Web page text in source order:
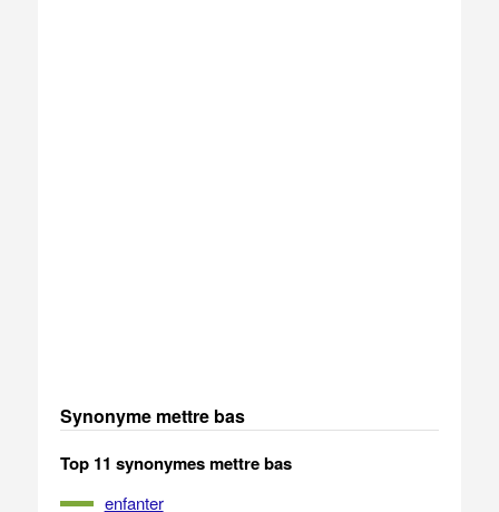
Synonyme mettre bas
Top 11 synonymes mettre bas
enfanter